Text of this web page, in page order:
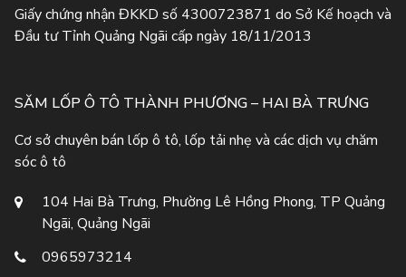
Giấy chứng nhận ĐKKD số 4300723871 do Sở Kế hoạch và
Đầu tư Tỉnh Quảng Ngãi cấp ngày 18/11/2013
SĂM LỐP Ô TÔ THÀNH PHƯƠNG – HAI BÀ TRƯNG
Cơ sở chuyên bán lốp ô tô, lốp tải nhẹ và các dịch vụ chăm
sóc ô tô
104 Hai Bà Trưng, Phường Lê Hồng Phong, TP Quảng
Ngãi, Quảng Ngãi
0965973214